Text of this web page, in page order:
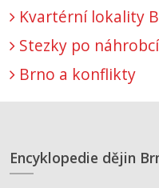
Kvartérní lokality
Stezky po
Brno a konflikty
Encyklopedie dějin